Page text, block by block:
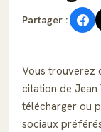
Partager :
Vous trouverez
citation de Jean
télécharger ou
sociaux